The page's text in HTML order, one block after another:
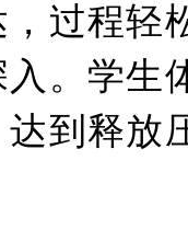
过程轻
。学生
到释放